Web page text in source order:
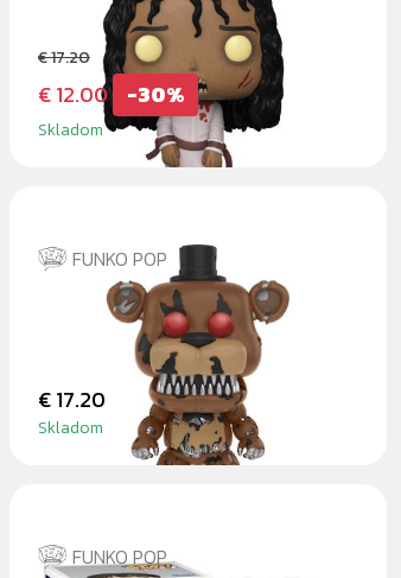
ANGELA POSSESSED
€ 17.20
€ 12.00 -30%
Skladom
FUNKO POP
NIGHTMARE FREDDY
€ 17.20
Skladom
FUNKO POP